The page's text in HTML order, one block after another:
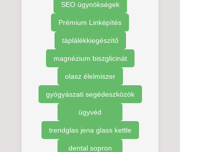
SEO ügynökségek
Prémium Linképítés
táplálékkiegészítő
magnézium biszglicinát
olasz élelmiszer
gyógyászati segédeszközök
ügyvéd
trendglas jena glass kettle
dental sopron